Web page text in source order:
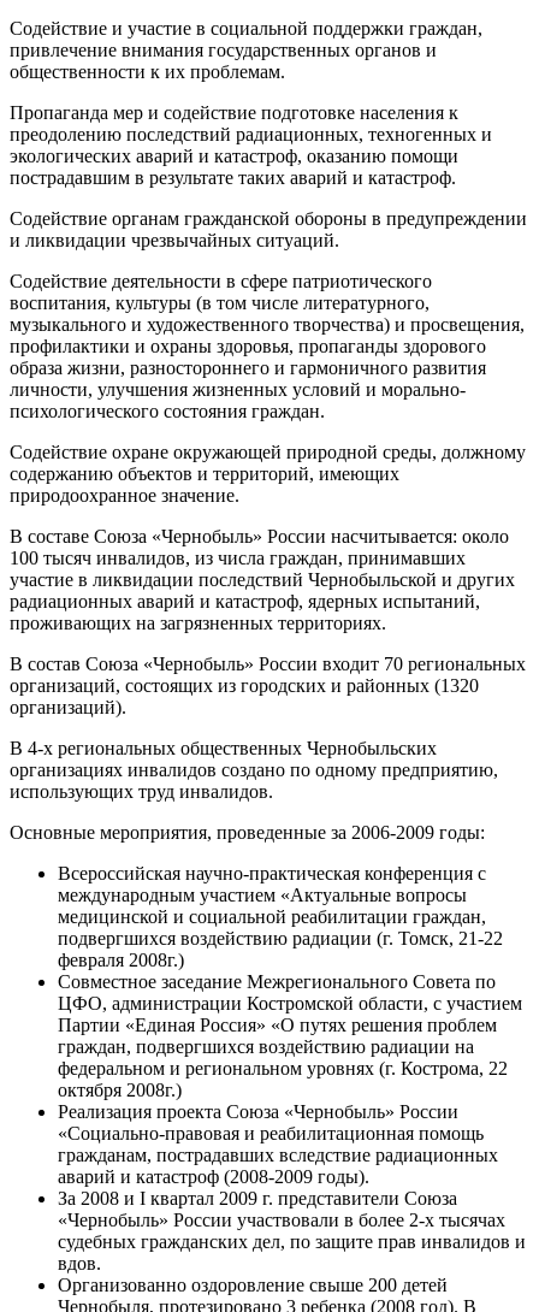
Содействие и участие в социальной поддержки граждан,
привлечение внимания государственных органов и
общественности к их проблемам.
Пропаганда мер и содействие подготовке населения к
преодолению последствий радиационных, техногенных и
экологических аварий и катастроф, оказанию помощи
пострадавшим в результате таких аварий и катастроф.
Содействие органам гражданской обороны в предупреждении
и ликвидации чрезвычайных ситуаций.
Содействие деятельности в сфере патриотического
воспитания, культуры (в том числе литературного,
музыкального и художественного творчества) и просвещения,
профилактики и охраны здоровья, пропаганды здорового
образа жизни, разностороннего и гармоничного развития
личности, улучшения жизненных условий и морально-
психологического состояния граждан.
Содействие охране окружающей природной среды, должному
содержанию объектов и территорий, имеющих
природоохранное значение.
В составе Союза «Чернобыль» России насчитывается: около
100 тысяч инвалидов, из числа граждан, принимавших
участие в ликвидации последствий Чернобыльской и других
радиационных аварий и катастроф, ядерных испытаний,
проживающих на загрязненных территориях.
В состав Союза «Чернобыль» России входит 70 региональных
организаций, состоящих из городских и районных (1320
организаций).
В 4-х региональных общественных Чернобыльских
организациях инвалидов создано по одному предприятию,
использующих труд инвалидов.
Основные мероприятия, проведенные за 2006-2009 годы:
Всероссийская научно-практическая конференция с
международным участием «Актуальные вопросы
медицинской и социальной реабилитации граждан,
подвергшихся воздействию радиации (г. Томск, 21-22
февраля 2008г.)
Совместное заседание Межрегионального Совета по
ЦФО, администрации Костромской области, с участием
Партии «Единая Россия» «О путях решения проблем
граждан, подвергшихся воздействию радиации на
федеральном и региональном уровнях (г. Кострома, 22
октября 2008г.)
Реализация проекта Союза «Чернобыль» России
«Социально-правовая и реабилитационная помощь
гражданам, пострадавших вследствие радиационных
аварий и катастроф (2008-2009 годы).
За 2008 и I квартал 2009 г. представители Союза
«Чернобыль» России участвовали в более 2-х тысячах
судебных гражданских дел, по защите прав инвалидов и
вдов.
Организованно оздоровление свыше 200 детей
Чернобыля, протезировано 3 ребенка (2008 год). В